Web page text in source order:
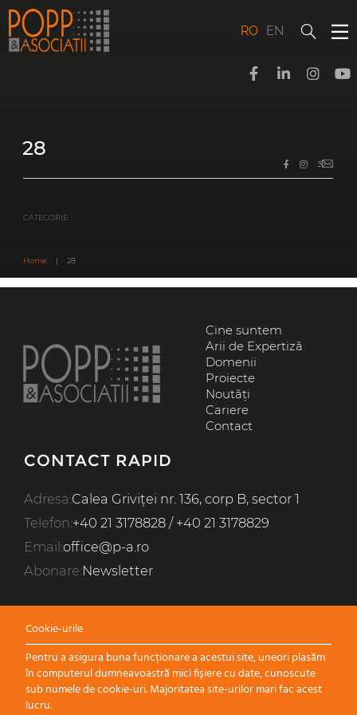
content
RO EN
ARII DE EXPERTIZĂ
CARIERE
CONTACT
28
CATEGORIE
Home | 28
Cine suntem
Arii de Expertiză
Domenii
Proiecte
Noutăți
Cariere
Contact
CONTACT RAPID
Adresa:Calea Griviței nr. 136, corp B, sector 1
Telefon:+40 21 3178828/ +40 21 3178829
Email:office@p-a.ro
Abonare:Newsletter
Cookie-urile
Pentru a asigura buna funcționare a acestui site, uneori plasăm
în computerul dumneavoastră mici fișiere cu date, cunoscute
sub numele de cookie-uri. Majoritatea site-urilor mari fac acest
lucru.